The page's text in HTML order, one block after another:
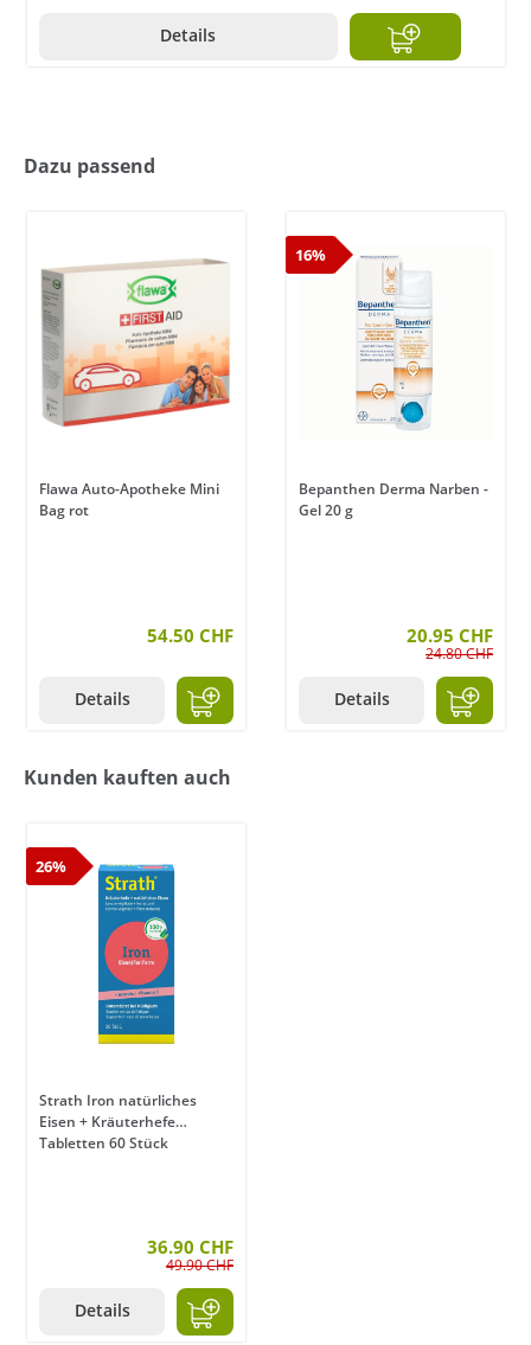
Details
Dazu passend
Flawa Auto-Apotheke Mini
Bag rot
54.50 CHF
Details
16%
Bepanthen Derma Narben -
Gel 20 g
20.95 CHF
24.80 CHF
Details
Kunden kauften auch
26%
Strath Iron natürliches
Eisen + Kräuterhefe
Tabletten 60 Stück
36.90 CHF
49.90 CHF
Details